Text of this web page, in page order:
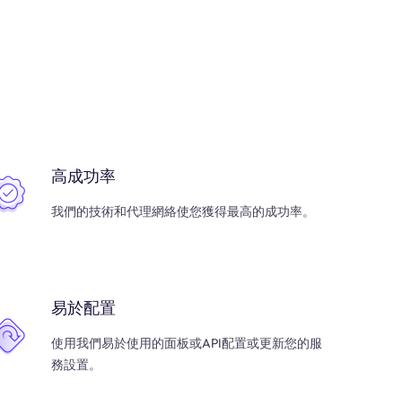
高成功率
我們的技術和代理網絡使您獲得最高的成功率。
易於配置
使用我們易於使用的面板或API配置或更新您的服
務設置。